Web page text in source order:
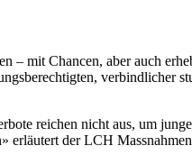
mit Chancen, aber auch
verbindlicher
reichen nicht aus, um
der LCH